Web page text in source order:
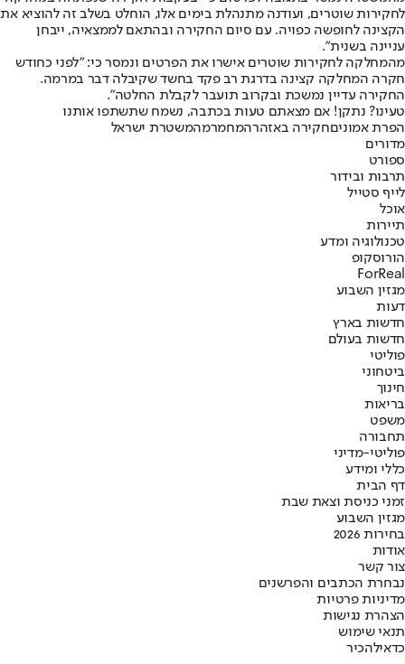
לחקירות שוטרים, ועודנה מתנהלת בימים אלו, הוחלט בשלב זה להוציא את
הקצינה לחופשה כפויה. עם סיום החקירה ובהתאם לממצאיה, ייבחן
עניינה בשנית".
מהמחלקה לחקירות שוטרים אישרו את הפרטים ונמסר כי: "לפני כחודש
חקרה המחלקה קצינה בדרגת רב פקד בחשד שקיבלה דבר במרמה.
החקירה עדיין נמשכת ובקרוב תועבר לקבלת החלטה".
טעינו? נתקן! אם מצאתם טעות בכתבה, נשמח שתשתפו אותנו
הפרת אמוניםחקירה באזהרהמחמרמהמשטרת ישראל
מדורים
ספורט
תרבות ובידור
לייף סטייל
אוכל
תיירות
טכנולוגיה ומדע
הורוסקופ
ForReal
מגזין השבוע
דעות
חדשות בארץ
חדשות בעולם
פוליטי
ביטחוני
חינוך
בריאות
משפט
תחבורה
פוליטי-מדיני
כללי ומידע
דף הבית
זמני כניסת וצאת שבת
מגזין השבוע
בחירות 2026
אודות
צור קשר
נבחרת הכתבים והפרשנים
מדיניות פרטיות
הצהרת נגישות
תנאי שימוש
כדאילהכיר